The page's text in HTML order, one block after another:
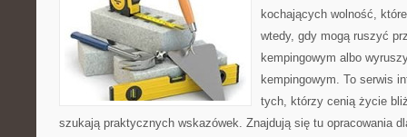
kochających wolność,
wtedy, gdy mogą ruszyć
kempingowym albo
kempingowym. To serwis
tych, którzy cenią życie
szukają praktycznych wskazówek. Znajdują się tu opracowania